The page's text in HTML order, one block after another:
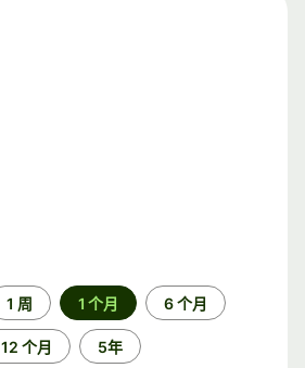
1 周 1 个月 6 个月
12 个月 5年